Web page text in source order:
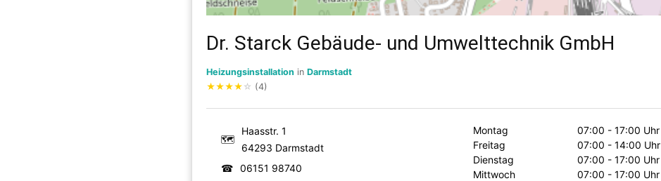
Dr. Starck Gebäude- und Umwelttechnik GmbH
Heizungsinstallation in Darmstadt
★★★★ ☆ (4)
🗺
Haasstr. 1
64293 Darmstadt
☎ 06151 98740
Montag
07:00 - 17:00 Uhr
Freitag
07:00 - 14:00 Uhr
Dienstag
07:00 - 17:00 Uhr
Mittwoch
07:00 - 17:00 Uhr